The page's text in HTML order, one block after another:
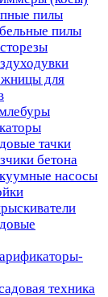
пилы
пилы
для
тачки
бетона
насосы
техника